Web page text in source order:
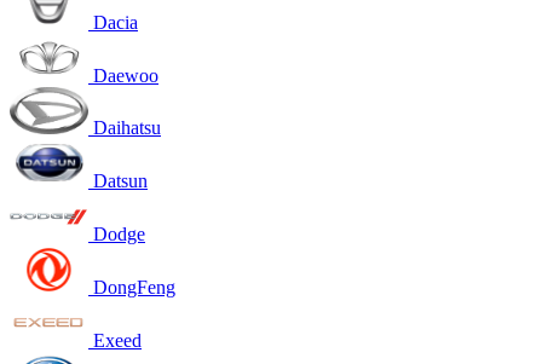
Dacia
Daewoo
Daihatsu
Datsun
Dodge
DongFeng
Exeed